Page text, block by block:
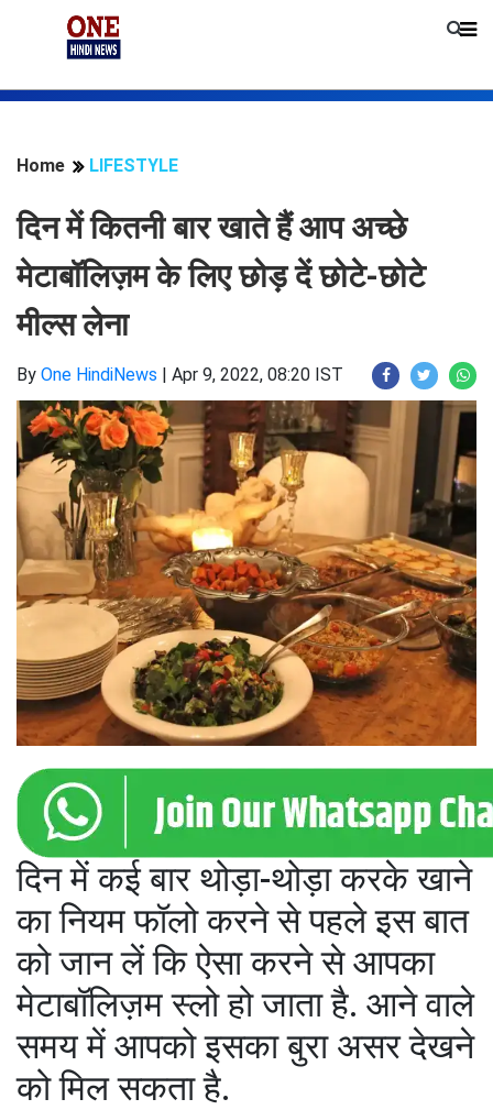
Home LIFESTYLE
दिन में कितनी बार खाते हैं आप अच्छे
मेटाबॉलिज़म के लिए छोड़ दें छोटे-छोटे
मील्स लेना
By One HindiNews | Apr 9, 2022, 08:20 IST
दिन में कई बार थोड़ा-थोड़ा करके खाने
का नियम फॉलो करने से पहले इस बात
को जान लें कि ऐसा करने से आपका
मेटाबॉलिज़म स्लो हो जाता है. आने वाले
समय में आपको इसका बुरा असर देखने
को मिल सकता है.